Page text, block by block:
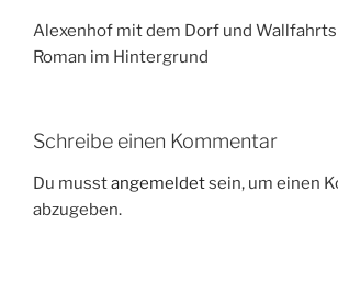
Alexenhof mit dem Dorf und
Roman im Hintergrund
Schreibe einen Kommentar
Du musstangemeldetsein, um einen
abzugeben.